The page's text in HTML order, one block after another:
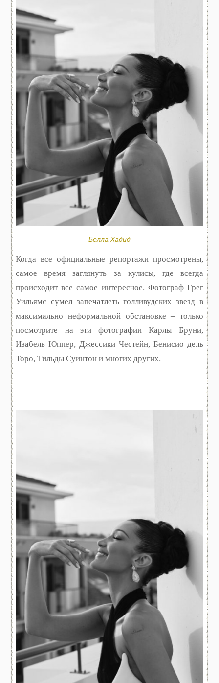
Белла Хадид
Когда все официальные репортажи просмотрены,
самое время заглянуть за кулисы, где всегда
происходит все самое интересное. Фотограф Грег
Уильямс сумел запечатлеть голливудских звезд в
максимально неформальной обстановке – только
посмотрите на эти фотографии Карлы Бруни,
Изабель Юппер, Джессики Честейн, Бенисио дель
Торо, Тильды Суинтон и многих других.